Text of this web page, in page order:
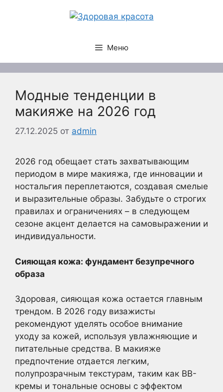
Меню
Модные тенденции в
макияже на 2026 год
27.12.2025 от admin
2026 год обещает стать захватывающим
периодом в мире макияжа, где инновации и
ностальгия переплетаются, создавая смелые
и выразительные образы. Забудьте о строгих
правилах и ограничениях – в следующем
сезоне акцент делается на самовыражении и
индивидуальности.
Сияющая кожа: фундамент безупречного
образа
Здоровая, сияющая кожа остается главным
трендом. В 2026 году визажисты
рекомендуют уделять особое внимание
уходу за кожей, используя увлажняющие и
питательные средства. В макияже
предпочтение отдается легким,
полупрозрачным текстурам, таким как BB-
кремы и тональные основы с эффектом